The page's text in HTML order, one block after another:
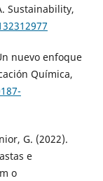
Sustainability,
nuevo enfoque
Química,
G. (2022).
e
o